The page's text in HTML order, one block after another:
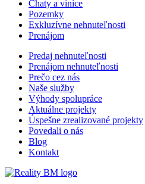
Chaty a vinice
Pozemky
Exkluzívne nehnuteľnosti
Prenájom
Predaj nehnuteľnosti
Prenájom nehnuteľnosti
Prečo cez nás
Naše služby
Výhody spolupráce
Aktuálne projekty
Úspešne zrealizované projekty
Povedali o nás
Blog
Kontakt